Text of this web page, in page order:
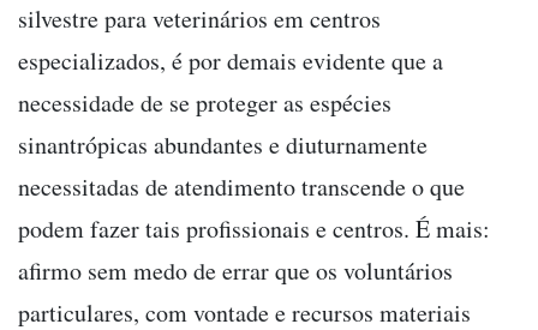
silvestre para veterinários em centros
especializados, é por demais evidente que a
necessidade de se proteger as espécies
sinantrópicas abundantes e diuturnamente
necessitadas de atendimento transcende o que
podem fazer tais profissionais e centros. É mais:
afirmo sem medo de errar que os voluntários
particulares, com vontade e recursos materiais